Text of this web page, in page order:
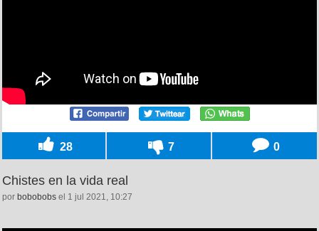
28 7 0
Chistes en la vida real
por bobobobs el 1 jul 2021, 10:27